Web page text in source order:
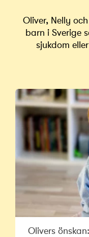
Oliver, Nelly
barn i Sverige
sjukdom
Olivers